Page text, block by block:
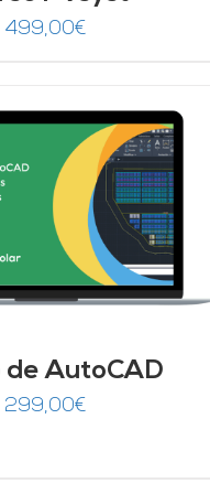
499,00€
de AutoCAD
299,00€
CARRITO DETALLES